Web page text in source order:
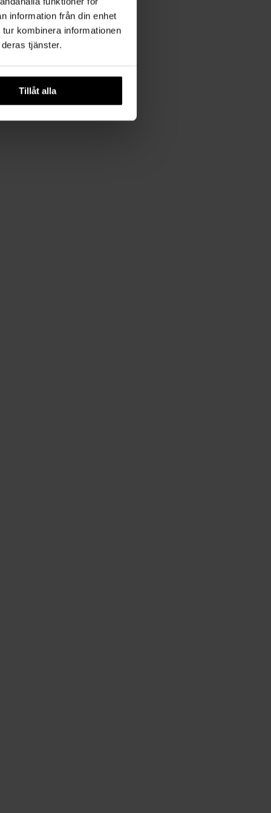
information från din enhet
kombinera informationen
tjänster.
Tillåt alla